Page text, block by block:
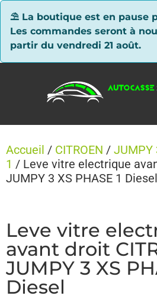
⛱ La boutique est en pause
Les commandes seront à
partir du vendredi 21 août.
Accueil / CITROEN / JUMPY
1 / Leve vitre electrique
JUMPY 3 XS PHASE 1 Diesel
Leve vitre
avant droit
JUMPY 3 XS
Diesel
Panneau de gestion des